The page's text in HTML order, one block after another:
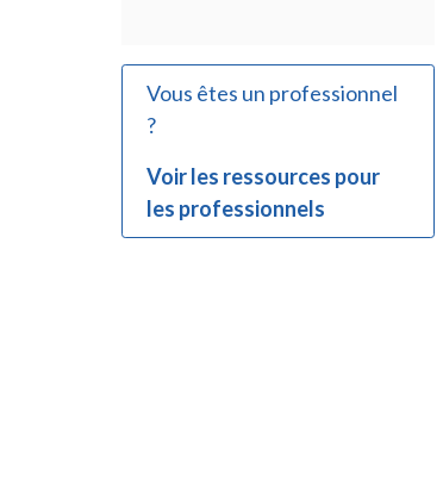
Vous êtes un professionnel
?
Voir les ressources pour
les professionnels